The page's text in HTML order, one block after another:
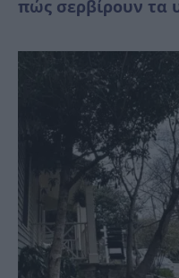
πώς σερβίρουν τα